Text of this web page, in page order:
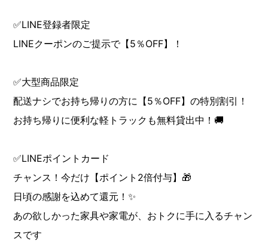
✅LINE登録者限定
LINEクーポンのご提示で【5％OFF】！
✅大型商品限定
配送ナシでお持ち帰りの方に【5％OFF】の特別割引！
お持ち帰りに便利な軽トラックも無料貸出中！🚚
✅LINEポイントカード
チャンス！今だけ【ポイント2倍付与】🎁
日頃の感謝を込めて還元！✨
あの欲しかった家具や家電が、おトクに手に入るチャン
スです